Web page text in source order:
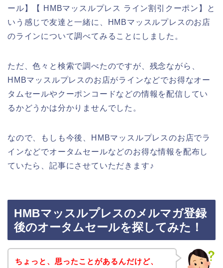
ール】【 HMBマッスルプレス ライン割引クーポン】と
いう感じで友達と一緒に、HMBマッスルプレスのお店
のラインについて調べてみることにしました。
ただ、色々と検索で調べたのですが、残念ながら、
HMBマッスルプレスのお店がラインなどでお得なオー
タムセールやクーポンコードなどの情報を配信してい
るかどうかは分かりませんでした。
なので、もしも今後、HMBマッスルプレスのお店でラ
インなどでオータムセールなどのお得な情報を配布し
ていたら、記事にさせていただきます♪
HMBマッスルプレスのメルマガ登録
後のオータムセールを探してみた！
ちょっと、思ったことがあるんだけど、